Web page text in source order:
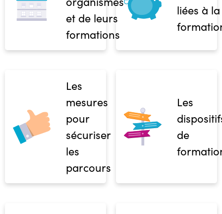
et de leurs
formations
liées à la
Les
mesures
pour
sécuriser
les
parcours
Les
de